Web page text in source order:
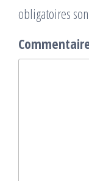
obligatoires